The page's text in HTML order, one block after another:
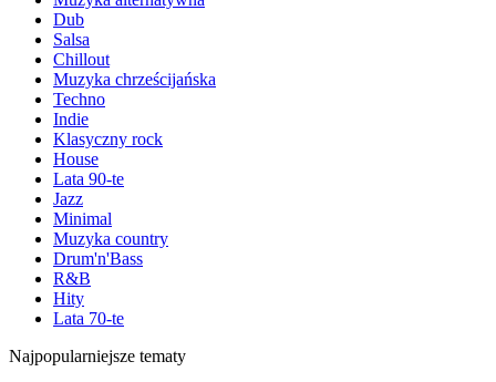
Dub
Salsa
Chillout
Muzyka chrześcijańska
Techno
Indie
Klasyczny rock
House
Lata 90-te
Jazz
Minimal
Muzyka country
Drum'n'Bass
R&B
Hity
Lata 70-te
Najpopularniejsze tematy